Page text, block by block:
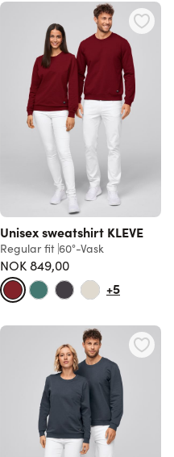
Unisex sweatshirt KLEVE
Regular fit 60°-Vask
NOK 849,00
+5